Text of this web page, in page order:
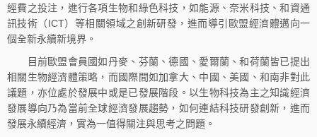
經費之投注，進行各項生物和綠色科技，如能源、奈米科技、和資通
訊技術（ICT）等相關領域之創新研發，進而導引歐盟經濟體邁向一
個全新永續新境界。
目前歐盟會員國如丹麥、芬蘭、德國、愛爾蘭、和荷蘭皆已提出
相關生物經濟體策略，而國際間如加拿大、中國、美國、和南非對此
議題，亦位處於發展中或是已發展階段。以生物科技為主之知識經濟
發展導向乃為當前全球經濟發展趨勢，如何連結科技研發創新，進而
發展永續經濟，實為一值得關注與思考之問題。